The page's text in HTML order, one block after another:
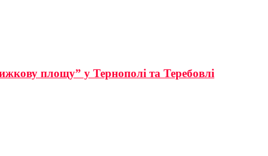
площу” у Тернополі та Теребовлі